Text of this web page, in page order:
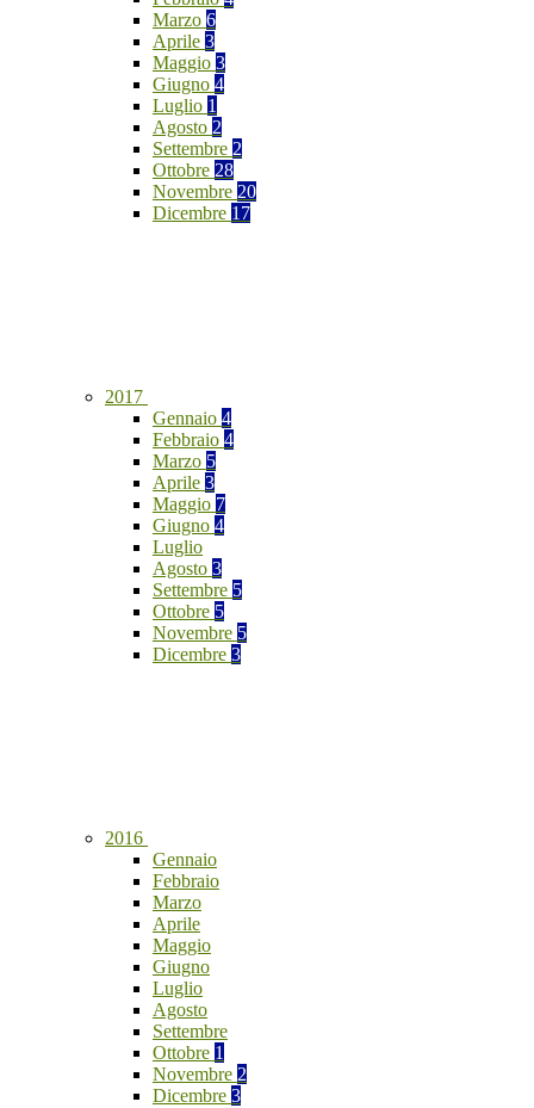
Marzo 6
Aprile 3
Maggio 3
Giugno 4
Luglio 1
Agosto 2
Settembre 2
Ottobre 28
Novembre 20
Dicembre 17
2017
Gennaio 4
Febbraio 4
Marzo 5
Aprile 3
Maggio 7
Giugno 4
Luglio
Agosto 3
Settembre 5
Ottobre 5
Novembre 5
Dicembre 3
2016
Gennaio
Febbraio
Marzo
Aprile
Maggio
Giugno
Luglio
Agosto
Settembre
Ottobre 1
Novembre 2
Dicembre 3